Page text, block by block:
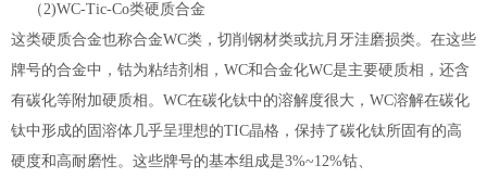
（2)WC-Tic-Co类硬质合金
这类硬质合金也称合金WC类，切削钢材类或抗月牙洼磨损类。在这些
牌号的合金中，钴为粘结剂相，WC和合金化WC是主要硬质相，还含
有碳化等附加硬质相。WC在碳化钛中的溶解度很大，WC溶解在碳化
钛中形成的固溶体几乎呈理想的TIC晶格，保持了碳化钛所固有的高
硬度和高耐磨性。这些牌号的基本组成是3%~12%钴、